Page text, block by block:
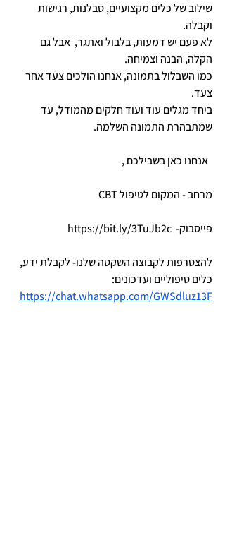
שילוב של כלים מקצועיים, סבלנות, רגישות
וקבלה.
לא פעם יש דמעות, בלבול ואתגר,  אבל גם
הקלה, הבנה וצמיחה.
כמו השבלול בתמונה, אנחנו הולכים צעד אחר
צעד.
ביחד מגלים עוד ועוד חלקים מהמודל, עד
שמתבהרת התמונה השלמה.
אנחנו כאן בשבילכם ,
מרחב - המקום לטיפול CBT
פייסבוק- https://bit.ly/3TuJb2c
להצטרפות לקבוצה השקטה שלנו- לקבלת ידע,
כלים טיפוליים ועדכונים:
https://chat.whatsapp.com/GWSdluz13F